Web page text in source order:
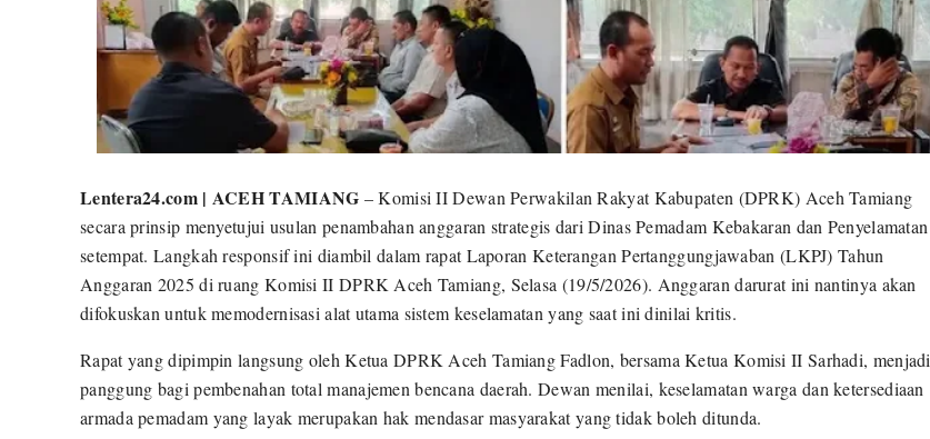
Lentera24.com | ACEH TAMIANG – Komisi II Dewan Perwakilan Rakyat Kabupaten (DPRK) Aceh Tamiang
secara prinsip menyetujui usulan penambahan anggaran strategis dari Dinas Pemadam Kebakaran dan Penyelamatan
setempat. Langkah responsif ini diambil dalam rapat Laporan Keterangan Pertanggungjawaban (LKPJ) Tahun
Anggaran 2025 di ruang Komisi II DPRK Aceh Tamiang, Selasa (19/5/2026). Anggaran darurat ini nantinya akan
difokuskan untuk memodernisasi alat utama sistem keselamatan yang saat ini dinilai kritis.
Rapat yang dipimpin langsung oleh Ketua DPRK Aceh Tamiang Fadlon, bersama Ketua Komisi II Sarhadi, menjadi
panggung bagi pembenahan total manajemen bencana daerah. Dewan menilai, keselamatan warga dan ketersediaan
armada pemadam yang layak merupakan hak mendasar masyarakat yang tidak boleh ditunda.